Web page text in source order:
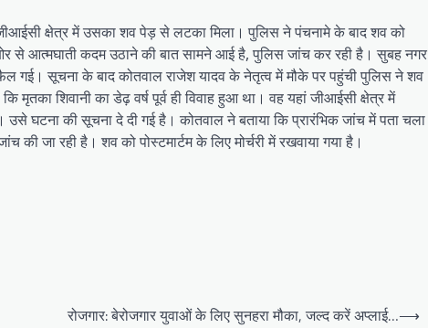
जीआईसी क्षेत्र में उसका शव पेड़ से लटका मिला। पुलिस ने पंचनामे के बाद शव को
से आत्मघाती कदम उठाने की बात सामने आई है, पुलिस जांच कर रही है। सुबह नगर
गई। सूचना के बाद कोतवाल राजेश यादव के नेतृत्व में मौके पर पहुंची पुलिस ने शव
शिवानी का डेढ़ वर्ष पूर्व ही विवाह हुआ था। वह यहां जीआईसी क्षेत्र में
घटना की सूचना दे दी गई है। कोतवाल ने बताया कि प्रारंभिक जांच में पता चला
जा रही है। शव को पोस्टमार्टम के लिए मोर्चरी में रखवाया गया है।
रोजगार: बेरोजगार युवाओं के लिए सुनहरा मौका, जल्द करें अप्लाई…⟶